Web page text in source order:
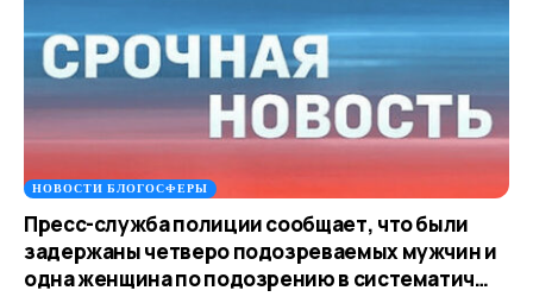
НОВОСТИ БЛОГОСФЕРЫ
Пресс-служба полиции сообщает, что были
задержаны четверо подозреваемых мужчин и
одна женщина по подозрению в систематич…